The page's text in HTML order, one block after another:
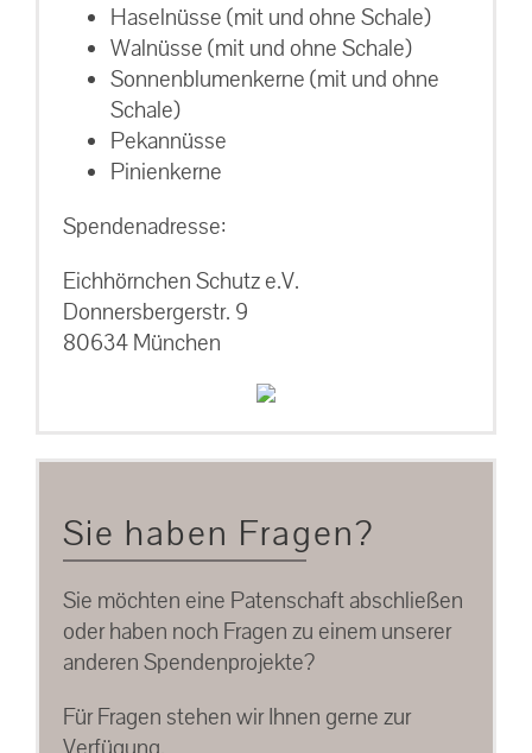
Haselnüsse (mit und ohne Schale)
Walnüsse (mit und ohne Schale)
Sonnenblumenkerne (mit und ohne
Schale)
Pekannüsse
Pinienkerne
Spendenadresse:
Eichhörnchen Schutz e.V.
Donnersbergerstr. 9
80634 München
Sie haben Fragen?
Sie möchten eine Patenschaft abschließen
oder haben noch Fragen zu einem unserer
anderen Spendenprojekte?
Für Fragen stehen wir Ihnen gerne zur